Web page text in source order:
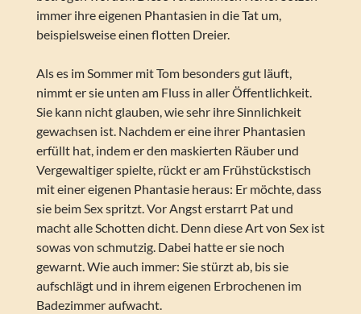
immer ihre eigenen Phantasien in die Tat um,
beispielsweise einen flotten Dreier.
Als es im Sommer mit Tom besonders gut läuft,
nimmt er sie unten am Fluss in aller Öffentlichkeit.
Sie kann nicht glauben, wie sehr ihre Sinnlichkeit
gewachsen ist. Nachdem er eine ihrer Phantasien
erfüllt hat, indem er den maskierten Räuber und
Vergewaltiger spielte, rückt er am Frühstückstisch
mit einer eigenen Phantasie heraus: Er möchte, dass
sie beim Sex spritzt. Vor Angst erstarrt Pat und
macht alle Schotten dicht. Denn diese Art von Sex ist
sowas von schmutzig. Dabei hatte er sie noch
gewarnt. Wie auch immer: Sie stürzt ab, bis sie
aufschlägt und in ihrem eigenen Erbrochenen im
Badezimmer aufwacht.